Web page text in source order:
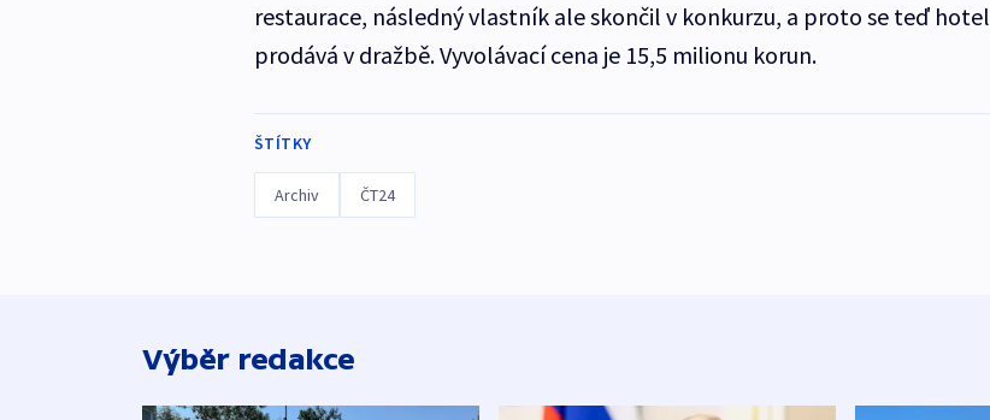
restaurace, následný vlastník ale skončil v konkurzu, a proto se teď hotel
prodává v dražbě. Vyvolávací cena je 15,5 milionu korun.
ŠTÍTKY
Archiv ČT24
Výběr redakce